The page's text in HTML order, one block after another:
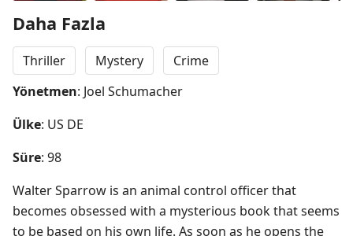
Fingerling
Fabrizia
Daha Fazla
Thriller Mystery
Crime
Yönetmen: Joel Schumacher
Ülke: US DE
Süre: 98
Walter Sparrow is an animal control officer that
becomes obsessed with a mysterious book that seems
to be based on his own life. As soon as he opens the